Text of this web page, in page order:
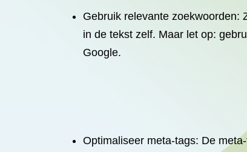
Gebruik relevante zoekwoorden:
in de tekst zelf. Maar let op:
Google.
Optimaliseer meta-tags: De